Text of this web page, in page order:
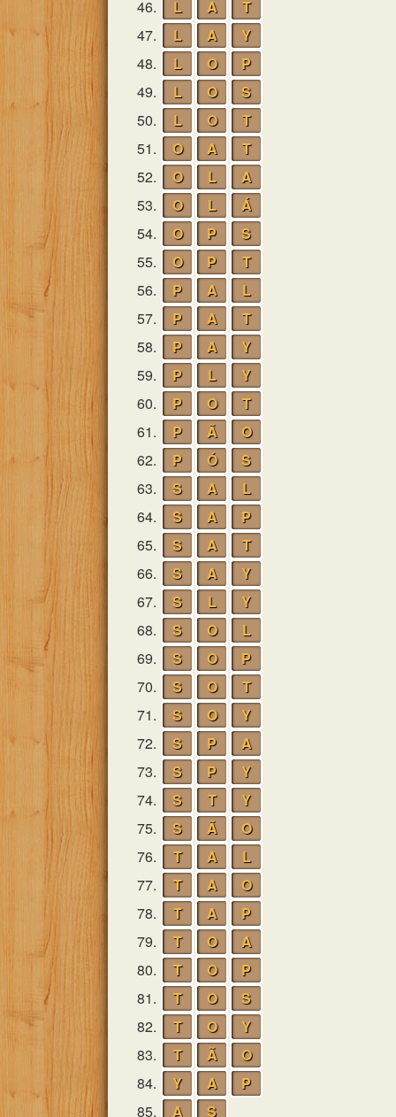
46.
L A
T
47.
L A
Y
48.
L O
P
49.
L O
S
50.
L O
T
51.
O A
T
52.
O L
A
53.
O L
Á
54.
O P
S
55.
O P
T
56.
P A
L
57.
P A
T
58.
P A
Y
59.
P L
Y
60.
P O
T
61.
P Ã
O
62.
P Ó
S
63.
S A
L
64.
S A
P
65.
S A
T
66.
S A
Y
67.
S L
Y
68.
S O
L
69.
S O
P
70.
S O
T
71.
S O
Y
72.
S P
A
73.
S P
Y
74.
S T
Y
75.
S Ã
O
76.
T A
L
77.
T A
O
78.
T A
P
79.
T O
A
80.
T O
P
81.
T O
S
82.
T O
Y
83.
T Ã
O
84.
Y A
P
85.
A S